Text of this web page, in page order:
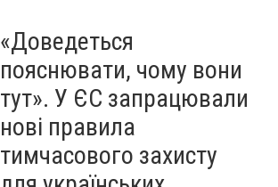
«Доведеться
пояснювати, чому вони
тут». У ЄС запрацювали
нові правила
тимчасового захисту